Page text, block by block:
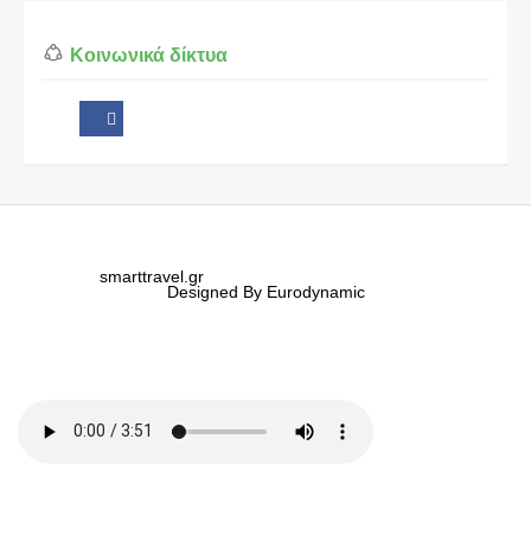
Κοινωνικά δίκτυα
smarttravel.gr
Designed By Eurodynamic